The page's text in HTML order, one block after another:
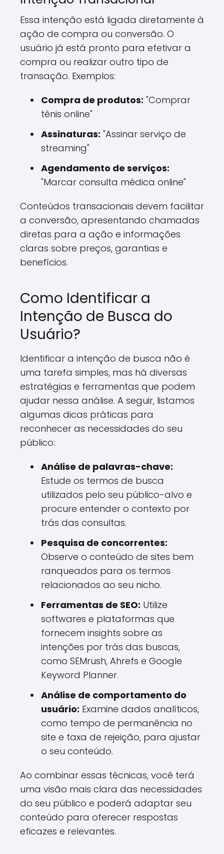
Essa intenção está ligada diretamente à
ação de compra ou conversão. O
usuário já está pronto para efetivar a
compra ou realizar outro tipo de
transação. Exemplos:
Compra de produtos: "Comprar
tênis online"
Assinaturas: "Assinar serviço de
streaming"
Agendamento de serviços:
"Marcar consulta médica online"
Conteúdos transacionais devem facilitar
a conversão, apresentando chamadas
diretas para a ação e informações
claras sobre preços, garantias e
benefícios.
Como Identificar a
Intenção de Busca do
Usuário?
Identificar a intenção de busca não é
uma tarefa simples, mas há diversas
estratégias e ferramentas que podem
ajudar nessa análise. A seguir, listamos
algumas dicas práticas para
reconhecer as necessidades do seu
público:
Análise de palavras-chave:
Estude os termos de busca
utilizados pelo seu público-alvo e
procure entender o contexto por
trás das consultas.
Pesquisa de concorrentes:
Observe o conteúdo de sites bem
ranqueados para os termos
relacionados ao seu nicho.
Ferramentas de SEO: Utilize
softwares e plataformas que
fornecem insights sobre as
intenções por trás das buscas,
como SEMrush, Ahrefs e Google
Keyword Planner.
Análise de comportamento do
usuário: Examine dados analíticos,
como tempo de permanência no
site e taxa de rejeição, para ajustar
o seu conteúdo.
Ao combinar essas técnicas, você terá
uma visão mais clara das necessidades
do seu público e poderá adaptar seu
conteúdo para oferecer respostas
eficazes e relevantes.